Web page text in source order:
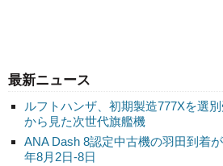
最新ニュース
ルフトハンザ、初期製造777Xを選
から見た次世代旗艦機
ANA Dash 8認定中古機の羽田到着
年8月2日-8日